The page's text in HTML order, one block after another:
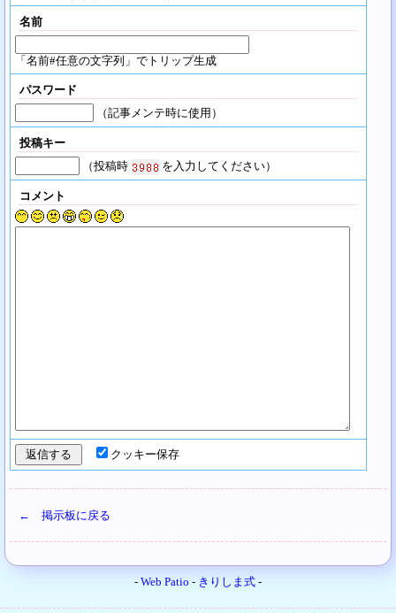
名前
「名前#任意の文字列」でトリップ生成
パスワード
（記事メンテ時に使用）
投稿キー
（投稿時
を入力してください）
コメント
クッキー保存
← 掲示板に戻る
- Web Patio - きりしま式 -